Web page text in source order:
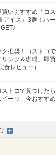
買いおすすめ「コス
アイス」3選！ハー
ク推奨！コストコで
ンク＆珈琲」即買
食レビュー）
ストコで見つけたら
ーツ」今おすすめ